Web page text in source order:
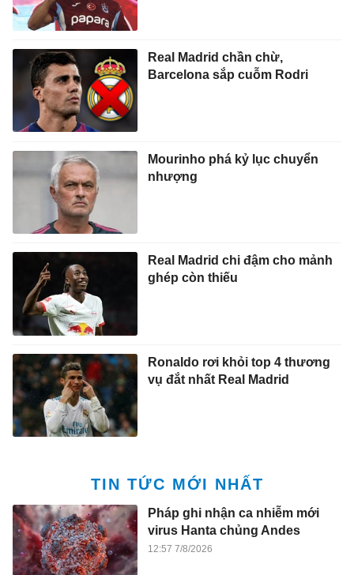
Real Madrid chần chừ,
Barcelona sắp cuỗm Rodri
Mourinho phá kỷ lục chuyển
nhượng
Real Madrid chi đậm cho mảnh
ghép còn thiếu
Ronaldo rơi khỏi top 4 thương
vụ đắt nhất Real Madrid
TIN TỨC MỚI NHẤT
Pháp ghi nhận ca nhiễm mới
virus Hanta chủng Andes
12:57 7/8/2026